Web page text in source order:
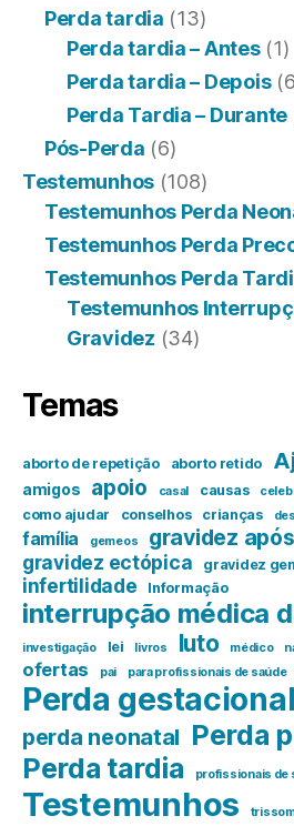
Perda tardia (13)
Perda tardia – Antes(1)
Perda tardia – Depois
Perda Tardia – Durante
Pós-Perda (6)
Testemunhos (108)
Testemunhos Perda
Testemunhos Perda
Testemunhos Perda
Testemunhos
Gravidez (34)
Temas
aborto de repetição aborto retido
amigos apoio casal causas
como ajudar conselhos crianças
família gemeos gravidez
gravidez ectópica gravidez
infertilidade Informação
interrupção médica
investigação lei livros luto médico
ofertas pai para profissionais de saúde
Perda gestacional
perda neonatal Perda
Perda tardia
profissionais de
Testemunhos